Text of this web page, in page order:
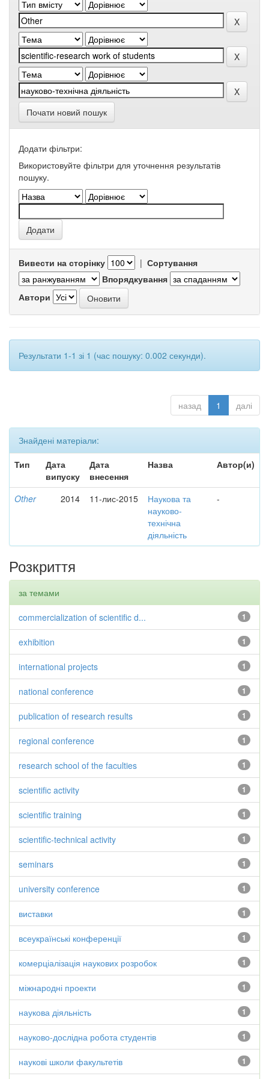
Почати новий пошук
Додати фільтри:
Використовуйте фільтри для уточнення результатів
пошуку.
Вивести на сторінку | Сортування
Впорядкування
Автори
Результати 1-1 зі 1 (час пошуку: 0.002 секунди).
назад 1 далі
Знайдені матеріали:
Тип
Дата
випуску
Дата
внесення
Назва Автор(и)
Other 2014 11-лис-2015
Наукова та
науково-
технічна
діяльність
-
Розкриття
за темами
1
commercialization of scientific d...
1
exhibition
1
international projects
1
national conference
1
publication of research results
1
regional conference
1
research school of the faculties
1
scientific activity
1
scientific training
1
scientific-technical activity
1
seminars
1
university conference
1
виставки
1
всеукраїнські конференції
1
комерціалізація наукових розробок
1
міжнародні проекти
1
наукова діяльність
1
науково-дослідна робота студентів
1
наукові школи факультетів